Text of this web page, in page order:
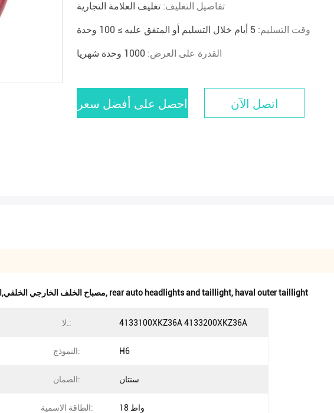
تفاصيل التغليف: تغليف العلامة التجارية
وقت التسليم: 5 أيام خلال التسليم أو المتفق عليه ≥ 100 وحدة
القدرة على العرض: 1000 وحدة شهريا
احصل على أفضل سعر اتصل الآن
مصباح الخلف الخارجي, rear auto headlights and taillight, haval outer taillight
لا.: 4133100XKZ36A 4133200XKZ36A
النموذج: H6
الضمان: سنتان
الطاقة الاسمية: 18 واط